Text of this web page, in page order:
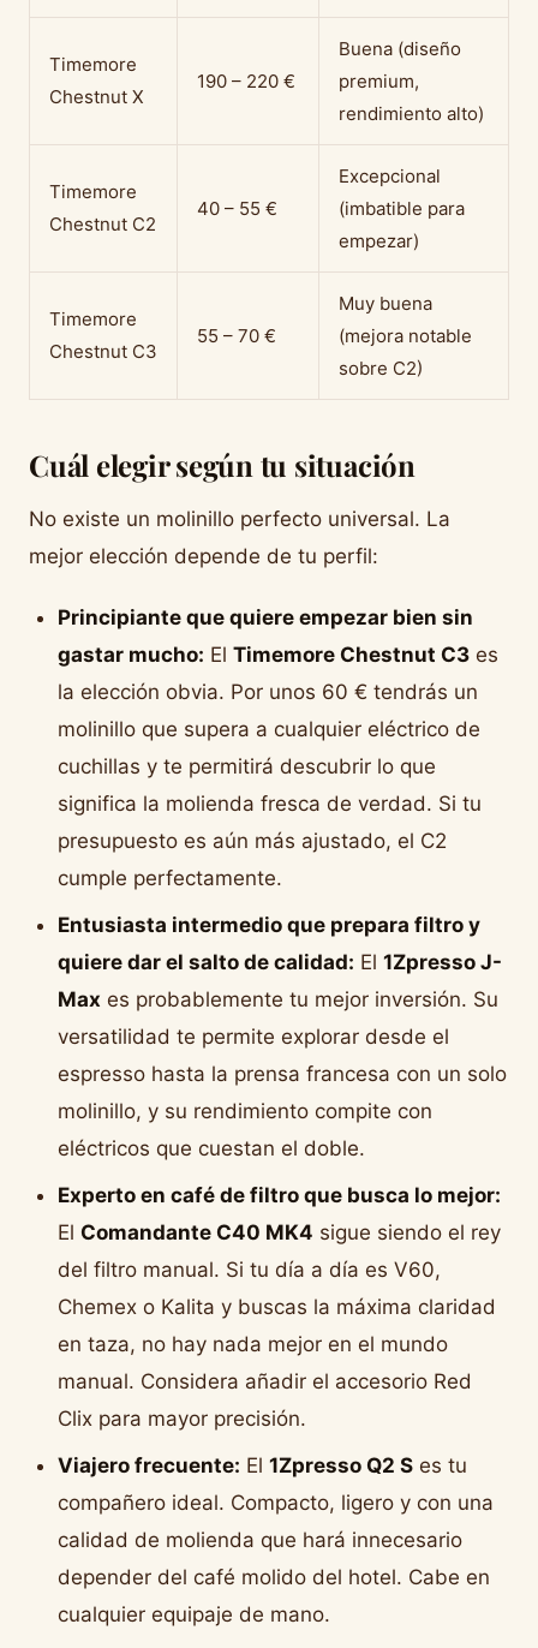
Timemore
Chestnut X
190 – 220 €
Buena (diseño
premium,
rendimiento alto)
Timemore
Chestnut C2
40 – 55 €
Excepcional
(imbatible para
empezar)
Timemore
Chestnut C3
55 – 70 €
Muy buena
(mejora notable
sobre C2)
Cuál elegir según tu situación
No existe un molinillo perfecto universal. La
mejor elección depende de tu perfil:
Principiante que quiere empezar bien sin
gastar mucho: El Timemore Chestnut C3 es
la elección obvia. Por unos 60 € tendrás un
molinillo que supera a cualquier eléctrico de
cuchillas y te permitirá descubrir lo que
significa la molienda fresca de verdad. Si tu
presupuesto es aún más ajustado, el C2
cumple perfectamente.
Entusiasta intermedio que prepara filtro y
quiere dar el salto de calidad: El 1Zpresso J-
Max es probablemente tu mejor inversión. Su
versatilidad te permite explorar desde el
espresso hasta la prensa francesa con un solo
molinillo, y su rendimiento compite con
eléctricos que cuestan el doble.
Experto en café de filtro que busca lo mejor:
El Comandante C40 MK4 sigue siendo el rey
del filtro manual. Si tu día a día es V60,
Chemex o Kalita y buscas la máxima claridad
en taza, no hay nada mejor en el mundo
manual. Considera añadir el accesorio Red
Clix para mayor precisión.
Viajero frecuente: El 1Zpresso Q2 S es tu
compañero ideal. Compacto, ligero y con una
calidad de molienda que hará innecesario
depender del café molido del hotel. Cabe en
cualquier equipaje de mano.